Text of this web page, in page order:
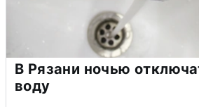
В Рязани ночью
воду